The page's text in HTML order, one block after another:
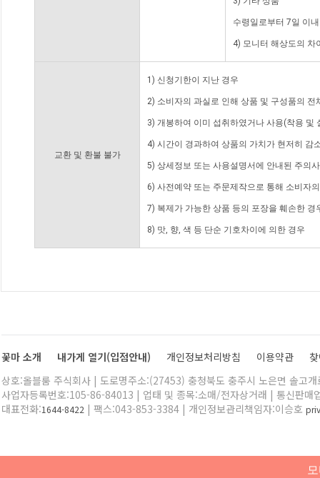
수령일로부터 7일 이
4) 모니터 해상도의 차
교환 및 환불 불가
1) 신청기한이 지난 경우
2) 소비자의 과실로 인해 상품 및 구성품의
3) 개봉하여 이미 섭취하였거나 사용(착용 및
4) 시간이 경과하여 상품의 가치가 현저히 감
5) 상세정보 또는 사용설명서에 안내된 주의
6) 사전예약 또는 주문제작으로 통해 소비자
7) 복제가 가능한 상품 등의 포장을 훼손한 경
8) 맛, 향, 색 등 단순 기호차이에 의한 경우
꽃마 소개 내가게 열기(입점안내) 개인정보처리방침 이용약관
상호:올블룸 주식회사 | 도로명주소:(27453) 충청북도 충주시 노은면 솔고
사업자등록번호:105-86-84013 | 업태 및 종목:소매/전자상거래 | 통신판매
대표전화:1644-8422 | 팩스:043-853-3384 | 개인정보관리책임자:이승호